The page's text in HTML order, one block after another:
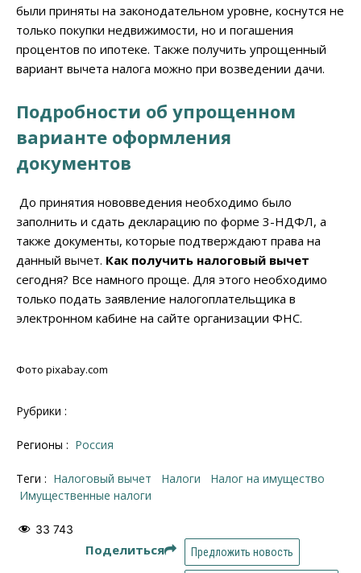
были приняты на законодательном уровне, коснутся не
только покупки недвижимости, но и погашения
процентов по ипотеке. Также получить упрощенный
вариант вычета налога можно при возведении дачи.
Подробности об упрощенном
варианте оформления
документов
До принятия нововведения необходимо было
заполнить и сдать декларацию по форме 3-НДФЛ, а
также документы, которые подтверждают права на
данный вычет. Как получить налоговый вычет
сегодня? Все намного проще. Для этого необходимо
только подать заявление налогоплательщика в
электронном кабине на сайте организации ФНС.
Фото pixabay.com
Рубрики :
Регионы : Россия
Теги : налоговый вычет налоги
налог на имущество
имущественные налоги
33 743
Поделиться Предложить новость